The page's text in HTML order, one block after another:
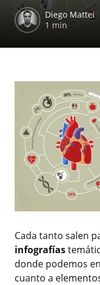
Diego Mattei
1 min
Cada tanto salen
infografías
donde podemos
cuanto a